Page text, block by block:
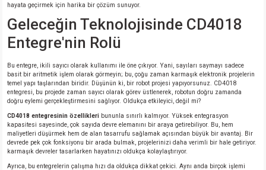
hayata geçirmek için harika bir çözüm sunuyor.
Geleceğin Teknolojisinde CD4018
Entegre'nin Rolü
Bu entegre, ikili sayıcı olarak kullanımı ile öne çıkıyor. Yani, sayıları saymayı sadece
basit bir aritmetik işlem olarak görmeyin; bu, çoğu zaman karmaşık elektronik projelerin
temel yapı taşlarından biridir. Düşünün ki, bir robot projesi yapıyorsunuz. CD4018
entegresi, bu projede zaman sayıcı olarak görev üstlenerek, robotun doğru zamanda
doğru eylemi gerçekleştirmesini sağlıyor. Oldukça etkileyici, değil mi?
CD4018 entegresinin özellikleri bununla sınırlı kalmıyor. Yüksek entegrasyon
kapasitesi sayesinde, çok sayıda devre elemanını bir araya getirebiliyor. Bu, hem
maliyetleri düşürmek hem de alan tasarrufu sağlamak açısından büyük bir avantaj. Bir
devrede pek çok fonksiyonu bir arada bulmak, projelerinizi daha verimli bir hale getiriyor.
karmaşık devreler tasarlarken hayatınızı oldukça kolaylaştırıyor.
Ayrıca, bu entegrelerin çalışma hızı da oldukça dikkat çekici. Aynı anda birçok işlemi